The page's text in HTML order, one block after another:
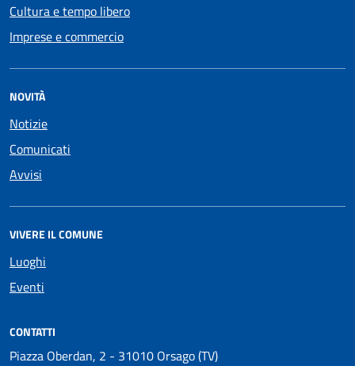
Cultura e tempo libero
Imprese e commercio
NOVITÀ
Notizie
Comunicati
Avvisi
VIVERE IL COMUNE
Luoghi
Eventi
CONTATTI
Piazza Oberdan, 2 - 31010 Orsago (TV)